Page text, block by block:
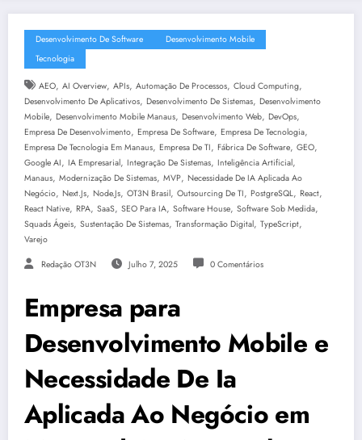
Desenvolvimento De Software
Desenvolvimento Mobile
Tecnologia
AEO, AI Overview, APIs, Automação De Processos, Cloud Computing,
Desenvolvimento De Aplicativos, Desenvolvimento De Sistemas, Desenvolvimento
Mobile, Desenvolvimento Mobile Manaus, Desenvolvimento Web, DevOps,
Empresa De Desenvolvimento, Empresa De Software, Empresa De Tecnologia,
Empresa De Tecnologia Em Manaus, Empresa De TI, Fábrica De Software, GEO,
Google AI, IA Empresarial, Integração De Sistemas, Inteligência Artificial,
Manaus, Modernização De Sistemas, MVP, Necessidade De IA Aplicada Ao
Negócio, Next.js, Node.js, OT3N Brasil, Outsourcing De TI, PostgreSQL, React,
React Native, RPA, SaaS, SEO Para IA, Software House, Software Sob Medida,
Squads Ágeis, Sustentação De Sistemas, Transformação Digital, TypeScript,
Varejo
Redação OT3N Julho 7, 2025 0 Comentários
Empresa para
Desenvolvimento Mobile e
Necessidade De Ia
Aplicada Ao Negócio em